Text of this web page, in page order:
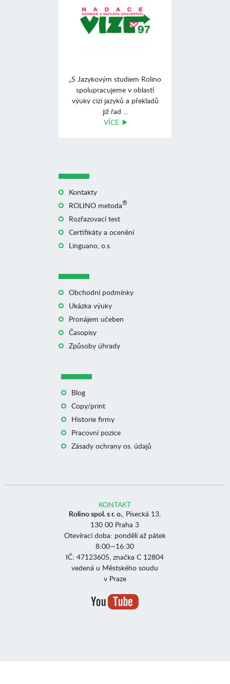
„S Jazykovým studiem Rolino
spolupracujeme v oblasti
výuky cizí jazyků a překladů
již řad ...
VÍCE
Kontakty
ROLINO metoda®
Rozřazovací test
Certifikáty a ocenění
Linguano, o.s.
Obchodní podmínky
Ukázka výuky
Pronájem učeben
Časopisy
Způsoby úhrady
Blog
Copy/print
Historie firmy
Pracovní pozice
Zásady ochrany os. údajů
KONTAKT
Rolino spol. s r. o., Písecká 13,
130 00 Praha 3
Otevírací doba: pondělí až pátek
8:00—16:30
IČ: 47123605, značka C 12804
vedená u Městského soudu
v Praze